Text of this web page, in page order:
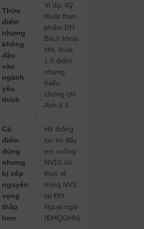
Thừa
điểm
nhưng
không
đậu
vào
ngành
yêu
thích
Ví dụ: Kỹ
thuật thực
phẩm ĐH
Bách khoa
HN, thừa
1,5 điểm
nhưng
thiếu
chứng chỉ
Anh 6.5
Có
điểm
đúng
nhưng
bị xếp
nguyện
vọng
thấp
hơn
Hệ thống
lọc ảo đẩy
em xuống
NV16 dù
thực tế
trúng NV3
tại ĐH
Ngoại ngữ
(ĐHQGHN)